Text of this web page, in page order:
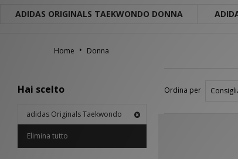
ADIDAS ORIGINALS TAEKWONDO DONNA
Home Donna
Hai scelto
adidas Originals Taekwondo
Elimina tutto
Ordina per